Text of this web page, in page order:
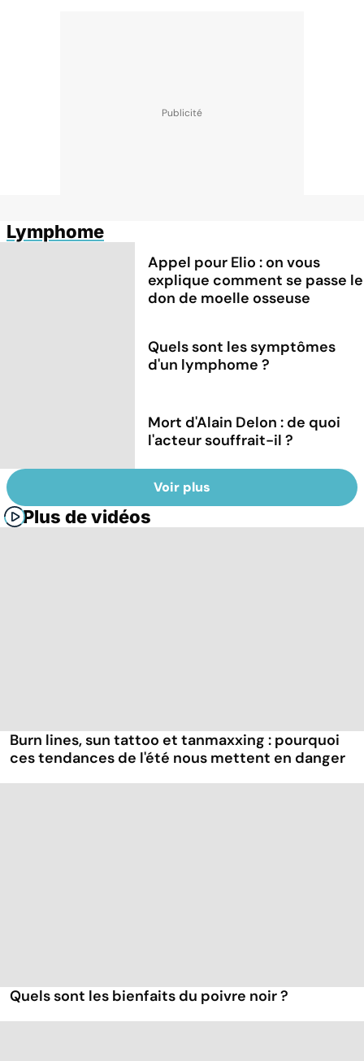
Lymphome
Appel pour Elio : on vous
explique comment se passe le
don de moelle osseuse
Quels sont les symptômes
d'un lymphome ?
Mort d'Alain Delon : de quoi
l'acteur souffrait-il ?
Voir plus
Plus de vidéos
Burn lines, sun tattoo et tanmaxxing : pourquoi
ces tendances de l'été nous mettent en danger
Quels sont les bienfaits du poivre noir ?